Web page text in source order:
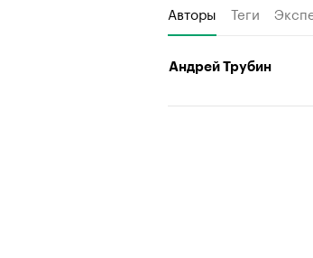
Авторы Теги
Андрей Трубин